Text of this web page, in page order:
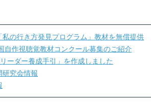
私の行き方発見プログラム」教材を無償提供
自作視聴覚教材コンクール募集のご紹介
ーダー養成手引」を作成しました
研究会情報